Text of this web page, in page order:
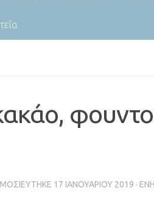
17 ΙΑΝΟΥΑΡΊΟΥ 2019 ·